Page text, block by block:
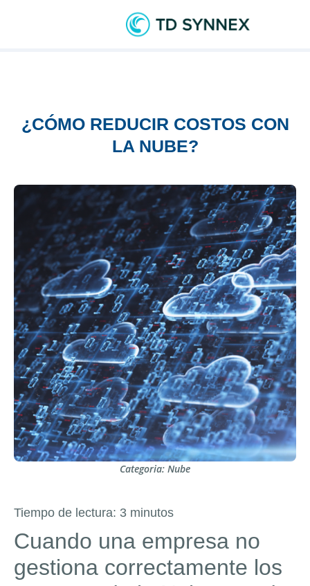
¿CÓMO REDUCIR COSTOS CON
LA NUBE?
Categoria: Nube
Tiempo de lectura: 3 minutos
Cuando una empresa no
gestiona correctamente los